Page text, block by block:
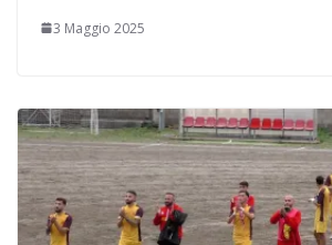
3 Maggio 2025